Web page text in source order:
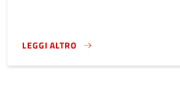
LEGGI ALTRO
}